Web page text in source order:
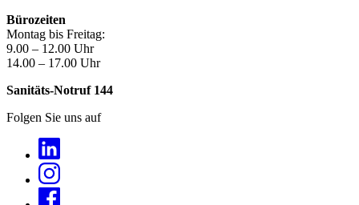
Bürozeiten
Montag bis Freitag:
9.00 – 12.00 Uhr
14.00 – 17.00 Uhr
Sanitäts-Notruf 144
Folgen Sie uns auf